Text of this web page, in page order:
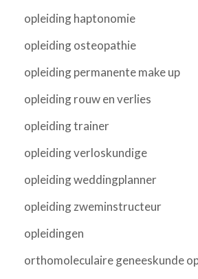
opleiding haptonomie
opleiding osteopathie
opleiding permanente make up
opleiding rouw en verlies
opleiding trainer
opleiding verloskundige
opleiding weddingplanner
opleiding zweminstructeur
opleidingen
orthomoleculaire geneeskunde